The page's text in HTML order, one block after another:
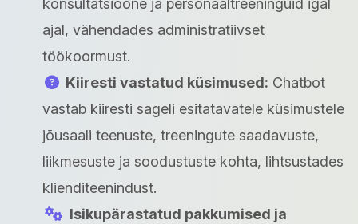
konsultatsioone ja personaaltreeninguid igal
ajal, vähendades administratiivset
töökoormust.
Kiiresti vastatud küsimused: Chatbot
vastab kiiresti sageli esitatavatele küsimustele
jõusaali teenuste, treeningute saadavuste,
liikmesuste ja soodustuste kohta, lihtsustades
klienditeenindust.
Isikupärastatud pakkumised ja